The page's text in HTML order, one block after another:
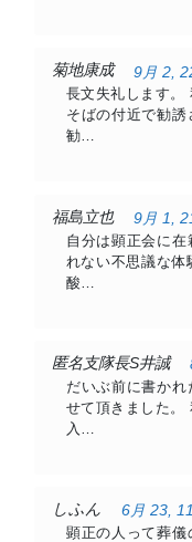
菊地康成
9月 2,
長文失礼します。
そばの付近で勧
勧…
福島立也
9月 1,
自分は顕正会に在
れない不思議な体
酸…
匿名支隊長S井誠
だいぶ前に書かれ
せて頂きました。
入…
しふん
6月 23,
顕正の人って葬